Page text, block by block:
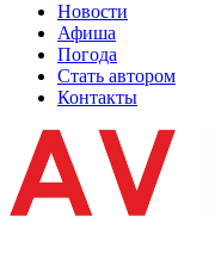
Новости
Афиша
Погода
Стать автором
Контакты